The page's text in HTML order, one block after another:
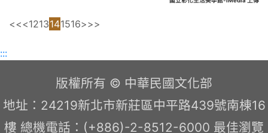
<<<1213141516>>>
:::
版權所有 © 中華民國文化部
地址：24219新北市新莊區中平路439號南棟16
樓 總機電話：(+886)-2-8512-6000 最佳瀏覽